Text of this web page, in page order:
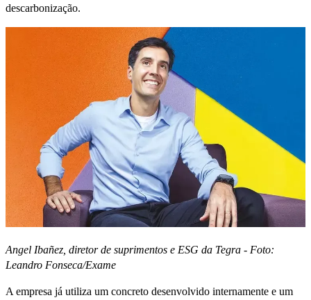
descarbonização.
Angel Ibañez, diretor de suprimentos e ESG da Tegra - Foto:
Leandro Fonseca/Exame
A empresa já utiliza um concreto desenvolvido internamente e um